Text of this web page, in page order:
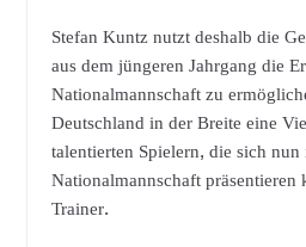
Stefan Kuntz nutzt deshalb die
aus dem jüngeren Jahrgang die
Nationalmannschaft zu
Deutschland in der Breite eine
talentierten Spielern, die sich
Nationalmannschaft präsentieren
Trainer.